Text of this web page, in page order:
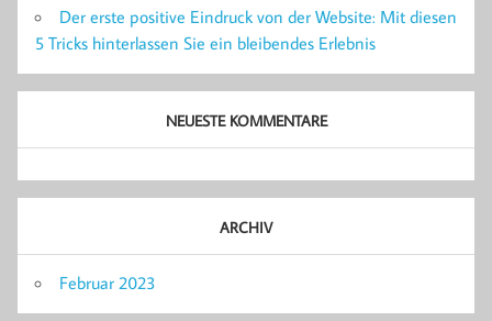
Der erste positive Eindruck von der Website: Mit diesen
5 Tricks hinterlassen Sie ein bleibendes Erlebnis
NEUESTE KOMMENTARE
ARCHIV
Februar 2023